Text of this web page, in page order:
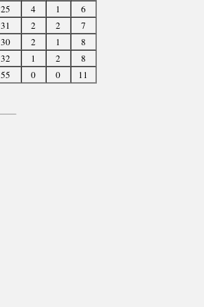
25 4 1
6
31 2 2
7
30 2 1
8
32 1 2
8
55 0 0 11